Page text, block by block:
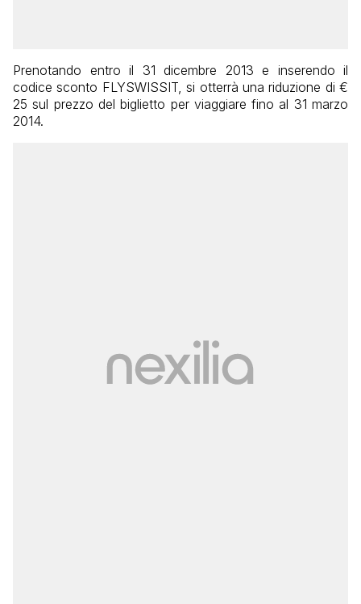
Prenotando entro il 31 dicembre 2013 e inserendo il
codice sconto FLYSWISSIT, si otterrà una riduzione di €
25 sul prezzo del biglietto per viaggiare fino al 31 marzo
2014.